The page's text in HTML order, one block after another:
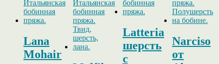
Lana
Mohair
Latteria
шерсть
с
Narciso
от